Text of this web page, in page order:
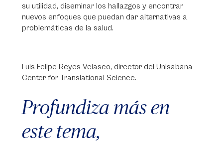
su utilidad, diseminar los hallazgos y encontrar
nuevos enfoques que puedan dar alternativas a
problemáticas de la salud.
Luis Felipe Reyes Velasco, director del Unisabana
Center for Translational Science.
Profundiza más en
este tema,